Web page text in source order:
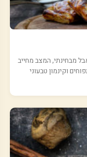
מבחינתי, המצב מחייב
וקינמון טבעוני